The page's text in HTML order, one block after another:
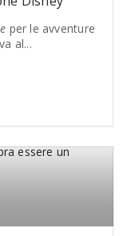
per le avventure
al...